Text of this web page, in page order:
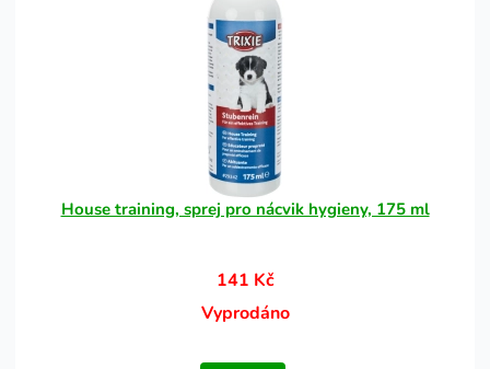
House training, sprej pro nácvik hygieny, 175 ml
141 Kč
Vyprodáno